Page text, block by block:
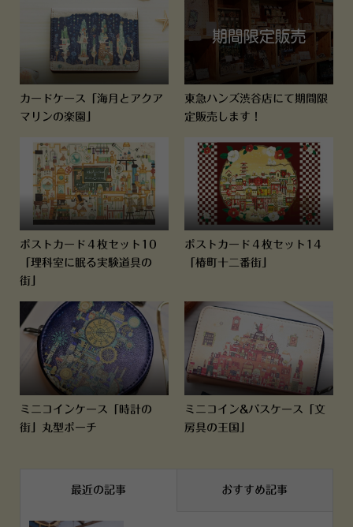
カードケース「海月とアクア
マリンの楽園」
東急ハンズ渋谷店にて期間限
定販売します！
ポストカード４枚セット10
「理科室に眠る実験道具の
街」
ポストカード４枚セット14
「椿町十二番街」
ミニコインケース「時計の
街」丸型ポーチ
ミニコイン&パスケース「文
房具の王国」
最近の記事 おすすめ記事